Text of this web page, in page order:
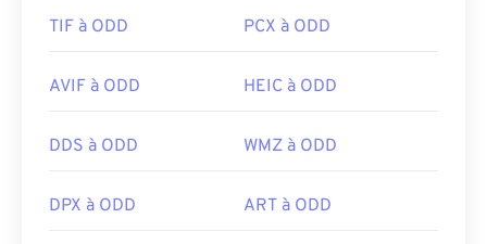
TIF à ODD PCX à ODD
AVIF à ODD HEIC à ODD
DDS à ODD WMZ à ODD
DPX à ODD ART à ODD